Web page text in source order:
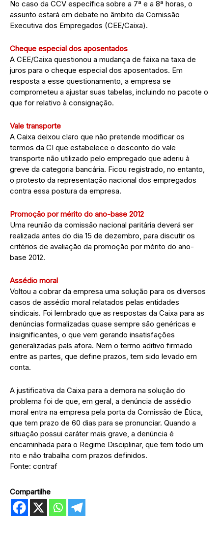
No caso da CCV específica sobre a 7ª e a 8ª horas, o
assunto estará em debate no âmbito da Comissão
Executiva dos Empregados (CEE/Caixa).
Cheque especial dos aposentados
A CEE/Caixa questionou a mudança de faixa na taxa de
juros para o cheque especial dos aposentados. Em
resposta a esse questionamento, a empresa se
comprometeu a ajustar suas tabelas, incluindo no pacote o
que for relativo à consignação.
Vale transporte
A Caixa deixou claro que não pretende modificar os
termos da CI que estabelece o desconto do vale
transporte não utilizado pelo empregado que aderiu à
greve da categoria bancária. Ficou registrado, no entanto,
o protesto da representação nacional dos empregados
contra essa postura da empresa.
Promoção por mérito do ano-base 2012
Uma reunião da comissão nacional paritária deverá ser
realizada antes do dia 15 de dezembro, para discutir os
critérios de avaliação da promoção por mérito do ano-
base 2012.
Assédio moral
Voltou a cobrar da empresa uma solução para os diversos
casos de assédio moral relatados pelas entidades
sindicais. Foi lembrado que as respostas da Caixa para as
denúncias formalizadas quase sempre são genéricas e
insignificantes, o que vem gerando insatisfações
generalizadas país afora. Nem o termo aditivo firmado
entre as partes, que define prazos, tem sido levado em
conta.
A justificativa da Caixa para a demora na solução do
problema foi de que, em geral, a denúncia de assédio
moral entra na empresa pela porta da Comissão de Ética,
que tem prazo de 60 dias para se pronunciar. Quando a
situação possui caráter mais grave, a denúncia é
encaminhada para o Regime Disciplinar, que tem todo um
rito e não trabalha com prazos definidos.
Fonte: contraf
Compartilhe